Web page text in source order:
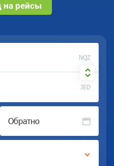
на рейсы
NQZ
JED
Обратно